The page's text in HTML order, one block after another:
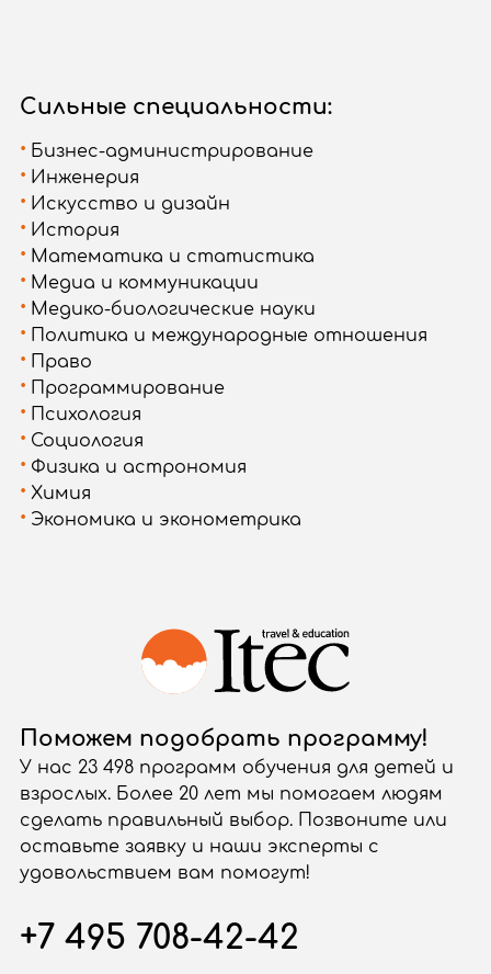
Сильные специальности:
Бизнес-администрирование
Инженерия
Искусство и дизайн
История
Математика и статистика
Медиа и коммуникации
Медико-биологические науки
Политика и международные отношения
Право
Программирование
Психология
Социология
Физика и астрономия
Химия
Экономика и эконометрика
Поможем подобрать программу!
У нас 23 498 программ обучения для детей и
взрослых. Более 20 лет мы помогаем людям
сделать правильный выбор. Позвоните или
оставьте заявку и наши эксперты с
удовольствием вам помогут!
+7 495 708-42-42